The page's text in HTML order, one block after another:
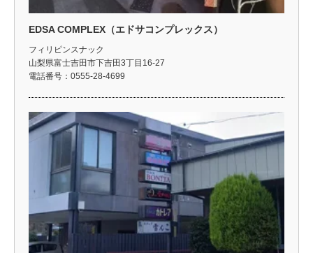
EDSA COMPLEX（エドサコンプレックス）
フィリピンスナック
山梨県富士吉田市下吉田3丁目16-27
電話番号：0555-28-4699